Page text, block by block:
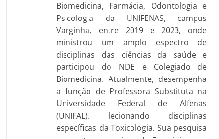
Biomedicina, Farmácia, Odontologia e
Psicologia da UNIFENAS, campus
Varginha, entre 2019 e 2023, onde
ministrou um amplo espectro de
disciplinas das ciências da saúde e
participou do NDE e Colegiado de
Biomedicina. Atualmente, desempenha
a função de Professora Substituta na
Universidade Federal de Alfenas
(UNIFAL), lecionando disciplinas
específicas da Toxicologia. Sua pesquisa